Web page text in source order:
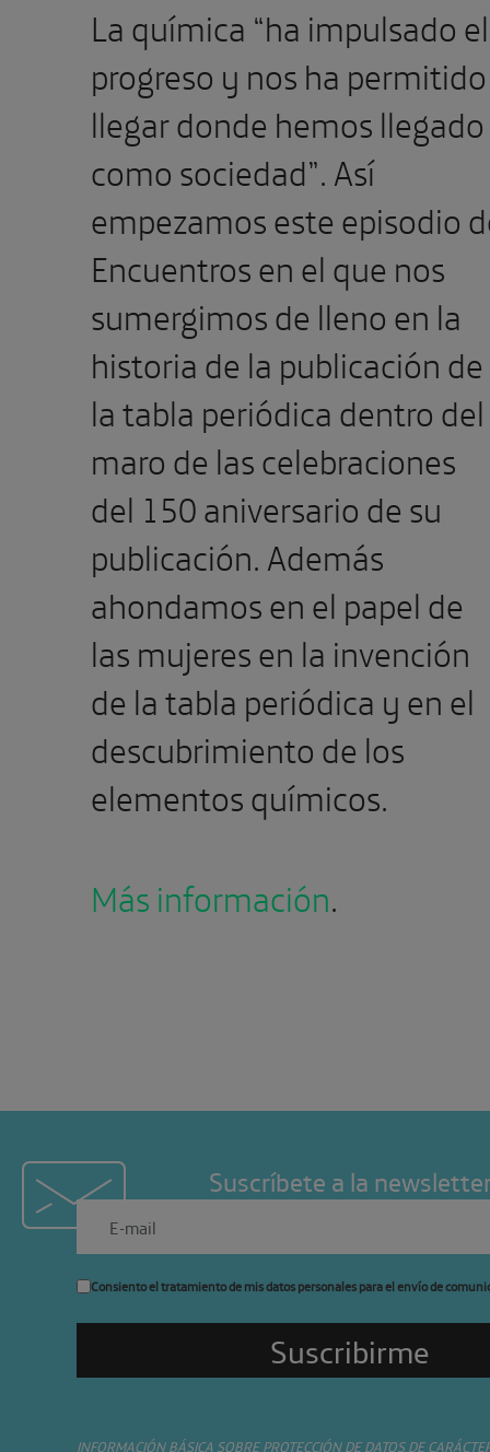
La química “ha impulsado el
progreso y nos ha permitido
llegar donde hemos llegado
como sociedad”. Así
empezamos este episodio
Encuentros en el que nos
sumergimos de lleno en la
historia de la publicación de
la tabla periódica dentro del
maro de las celebraciones
del 150 aniversario de su
publicación. Además
ahondamos en el papel de
las mujeres en la invención
de la tabla periódica y en el
descubrimiento de los
elementos químicos.
Más información.
Suscríbete a la
Consiento el tratamiento de mis datos personales para el envío de
INFORMACIÓN BÁSICA SOBRE PROTECCIÓN DE DATOS DE